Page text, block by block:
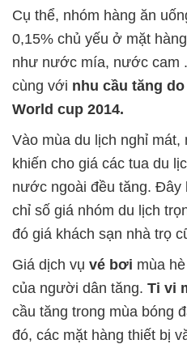
Cụ thể, nhóm hàng ăn
0,15% chủ yếu ở mặt
như nước mía, nước cam
cùng với nhu cầu tăng
World cup 2014.
Vào mùa du lịch nghỉ mát,
khiến cho giá các tua du
nước ngoài đều tăng. Đây
chỉ số giá nhóm du lịch
đó giá khách sạn nhà trọ
Giá dịch vụ vé bơi mùa
của người dân tăng. Ti vi
cầu tăng trong mùa bóng
đó, các mặt hàng thiết bị